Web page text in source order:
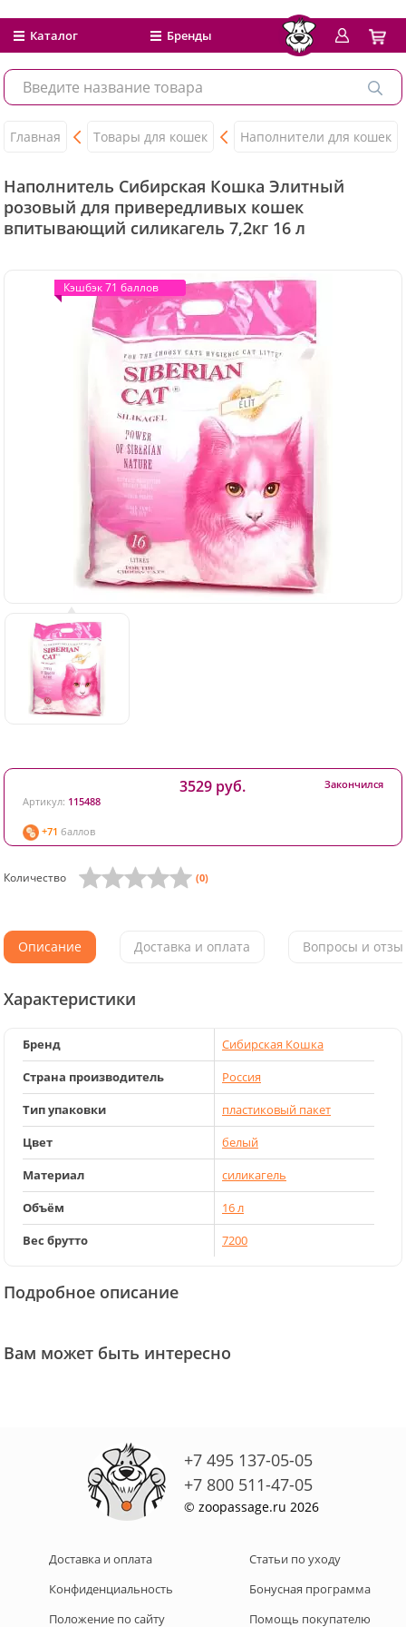
Каталог Бренды
Главная Товары для кошек Наполнители для кошек
Наполнитель Сибирская Кошка Элитный
розовый для привередливых кошек
впитывающий силикагель 7,2кг 16 л
Кэшбэк 71 баллов
Кэшбэк 71 баллов
Артикул: 115488
+71 баллов
3529 руб. Закончился
Количество (0)
Описание Доставка и оплата Вопросы и
Характеристики
Бренд
Сибирская Кошка
Страна производитель
Россия
Тип упаковки
пластиковый пакет
Цвет
белый
Материал
силикагель
Объём
16 л
Вес брутто
7200
Подробное описание
Вам может быть интересно
+7 495 137-05-05
+7 800 511-47-05
© zoopassage.ru 2026
Доставка и оплата
Конфиденциальность
Положение по сайту
Статьи по уходу
Бонусная программа
Помощь покупателю